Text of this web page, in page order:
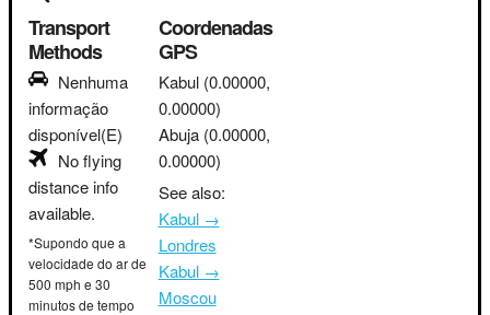
Transport
Methods
Nenhuma
informação
disponível(E)
No flying
distance info
available.
*Supondo que a
velocidade do ar de
500 mph e 30
minutos de tempo
Coordenadas
GPS
Kabul (0.00000,
0.00000)
Abuja (0.00000,
0.00000)
See also:
Kabul →
Londres
Kabul →
Moscou